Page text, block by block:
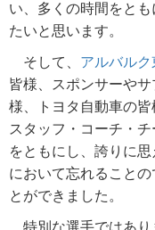
い、多くの時間をと
たいと思います。
そして、 アルバルク
皆様、スポンサーや
様、トヨタ自動車の
スタッフ・コーチ・
をともにし、誇りに
において忘れること
とができました。